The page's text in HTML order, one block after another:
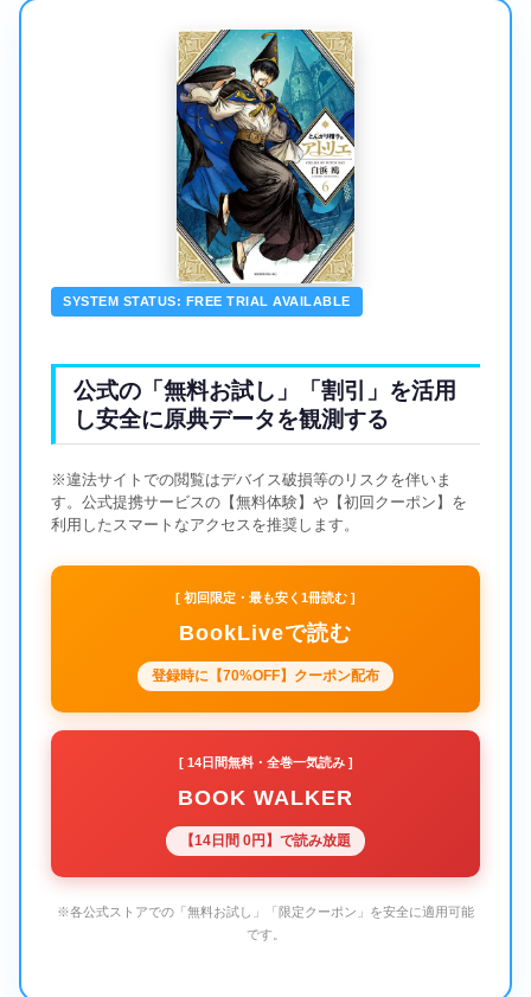
SYSTEM STATUS: FREE TRIAL AVAILABLE
公式の「無料お試し」「割引」を活用
し安全に原典データを観測する
※違法サイトでの閲覧はデバイス破損等のリスクを伴いま
す。公式提携サービスの【無料体験】や【初回クーポン】を
利用したスマートなアクセスを推奨します。
[ 初回限定・最も安く1冊読む ]
BookLiveで読む
登録時に【70%OFF】クーポン配布
[ 14日間無料・全巻一気読み ]
BOOK WALKER
【14日間 0円】で読み放題
※各公式ストアでの「無料お試し」「限定クーポン」を安全に適用可能
です。